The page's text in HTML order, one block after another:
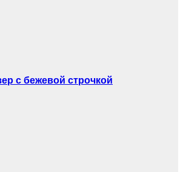
с бежевой строчкой